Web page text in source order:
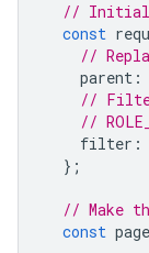
//
const
//
parent :
// Filter
//
filter :
};
// Make
const